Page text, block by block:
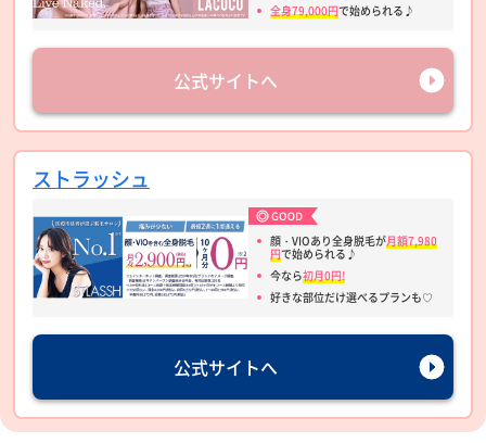
全身79,000円で始められる♪
公式サイトへ
ストラッシュ
顔・VIOあり全身脱毛が月額7,980
円で始められる♪
今なら初月0円!
好きな部位だけ選べるプランも♡
公式サイトへ